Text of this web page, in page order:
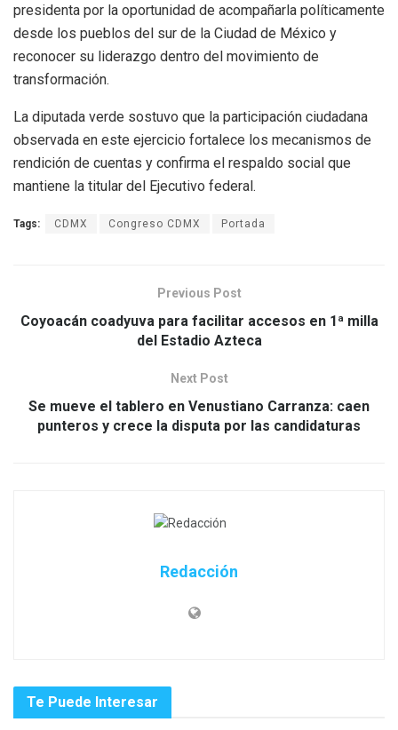
presidenta por la oportunidad de acompañarla políticamente
desde los pueblos del sur de la Ciudad de México y
reconocer su liderazgo dentro del movimiento de
transformación.
La diputada verde sostuvo que la participación ciudadana
observada en este ejercicio fortalece los mecanismos de
rendición de cuentas y confirma el respaldo social que
mantiene la titular del Ejecutivo federal.
Tags: CDMX Congreso CDMX Portada
Previous Post
Coyoacán coadyuva para facilitar accesos en 1ª milla
del Estadio Azteca
Next Post
Se mueve el tablero en Venustiano Carranza: caen
punteros y crece la disputa por las candidaturas
Redacción
Te Puede Interesar